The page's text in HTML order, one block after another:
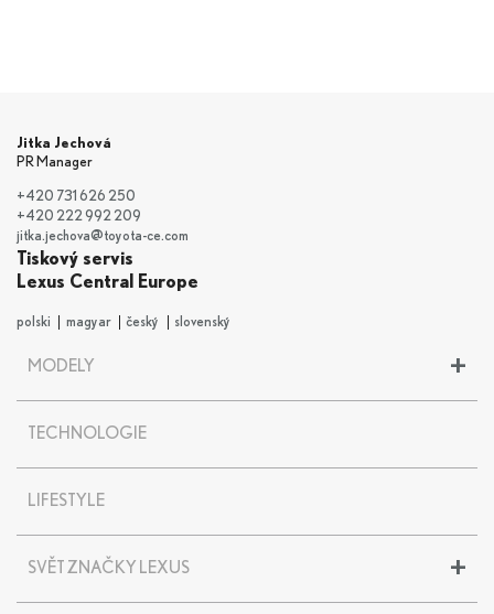
Jitka Jechová
PR Manager
+420 731 626 250
+420 222 992 209
jitka.jechova@toyota-ce.com
Tiskový servis
Lexus Central Europe
polski magyar český slovenský
+
MODELY
UX
UX 300e
NX
ES
TECHNOLOGIE
LIFESTYLE
+
SVĚT ZNAČKY LEXUS